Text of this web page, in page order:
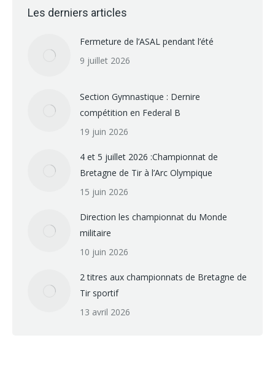
Les derniers articles
Fermeture de l’ASAL pendant l’été
9 juillet 2026
Section Gymnastique : Dernire
compétition en Federal B
19 juin 2026
4 et 5 juillet 2026 :Championnat de
Bretagne de Tir à l’Arc Olympique
15 juin 2026
Direction les championnat du Monde
militaire
10 juin 2026
2 titres aux championnats de Bretagne de
Tir sportif
13 avril 2026